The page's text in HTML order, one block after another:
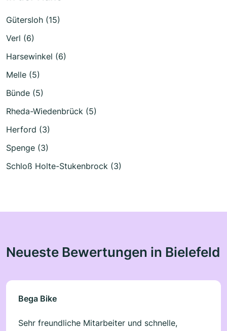
Gütersloh (15)
Verl (6)
Harsewinkel (6)
Melle (5)
Bünde (5)
Rheda-Wiedenbrück (5)
Herford (3)
Spenge (3)
Schloß Holte-Stukenbrock (3)
Neueste Bewertungen in Bielefeld
Bega Bike
Sehr freundliche Mitarbeiter und schnelle,